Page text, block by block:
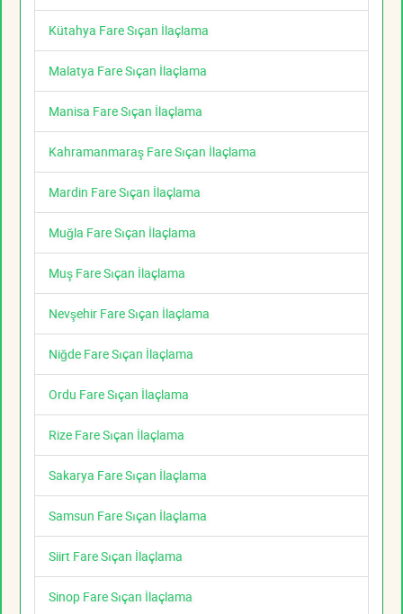
Kütahya Fare Sıçan İlaçlama
Malatya Fare Sıçan İlaçlama
Manisa Fare Sıçan İlaçlama
Kahramanmaraş Fare Sıçan İlaçlama
Mardin Fare Sıçan İlaçlama
Muğla Fare Sıçan İlaçlama
Muş Fare Sıçan İlaçlama
Nevşehir Fare Sıçan İlaçlama
Niğde Fare Sıçan İlaçlama
Ordu Fare Sıçan İlaçlama
Rize Fare Sıçan İlaçlama
Sakarya Fare Sıçan İlaçlama
Samsun Fare Sıçan İlaçlama
Siirt Fare Sıçan İlaçlama
Sinop Fare Sıçan İlaçlama